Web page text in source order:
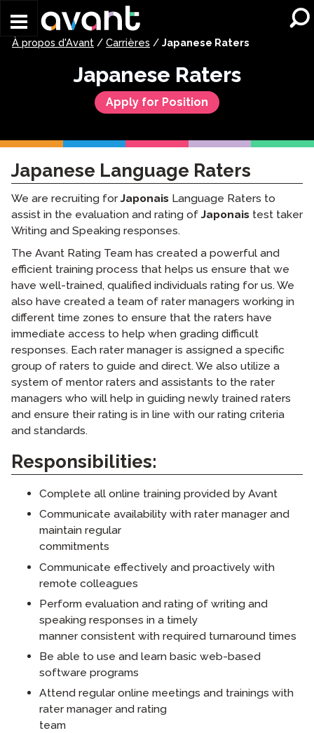
À propos d'Avant / Carrières / Japanese Raters
Japanese Raters
Apply for Position
Japanese Language Raters
We are recruiting forJaponais Language Raters to
assist in the evaluation and rating ofJaponais test taker
Writing and Speaking responses.
The Avant Rating Team has created a powerful and
efficient training process that helps us ensure that we
have well-trained, qualified individuals rating for us. We
also have created a team of rater managers working in
different time zones to ensure that the raters have
immediate access to help when grading difficult
responses. Each rater manager is assigned a specific
group of raters to guide and direct. We also utilize a
system of mentor raters and assistants to the rater
managers who will help in guiding newly trained raters
and ensure their rating is in line with our rating criteria
and standards.
Responsibilities:
Complete all online training provided by Avant
Communicate availability with rater manager and
maintain regular
commitments
Communicate effectively and proactively with
remote colleagues
Perform evaluation and rating of writing and
speaking responses in a timely
manner consistent with required turnaround times
Be able to use and learn basic web-based
software programs
Attend regular online meetings and trainings with
rater manager and rating
team